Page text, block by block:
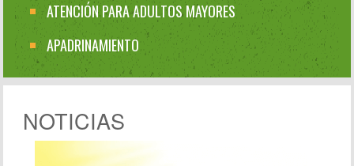
ATENCIÓN PARA ADULTOS MAYORES
APADRINAMIENTO
NOTICIAS